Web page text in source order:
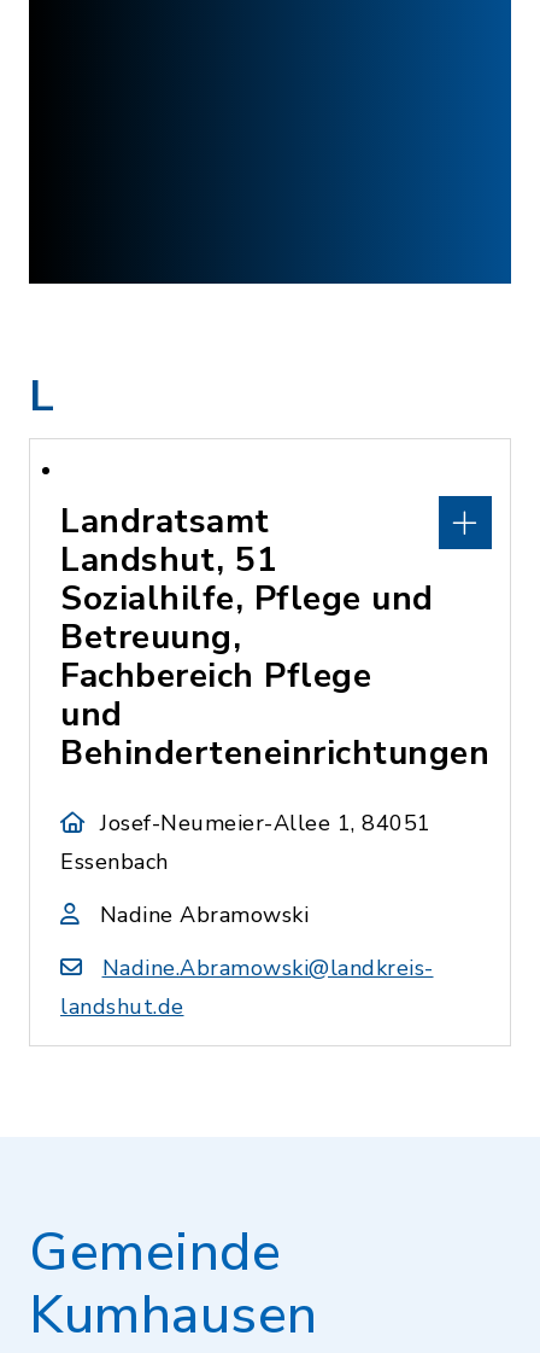
L
Landratsamt
Landshut, 51
Sozialhilfe, Pflege und
Betreuung,
Fachbereich Pflege
und
Behinderteneinrichtungen
Josef-Neumeier-Allee 1, 84051
Essenbach
Nadine Abramowski
Nadine.Abramowski@landkreis-
landshut.de
Gemeinde
Kumhausen